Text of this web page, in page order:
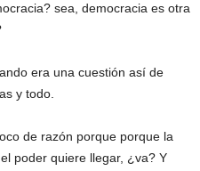
sea, democracia es otra
era una cuestión así de
y todo.
de razón porque porque la
poder quiere llegar, ¿va? Y